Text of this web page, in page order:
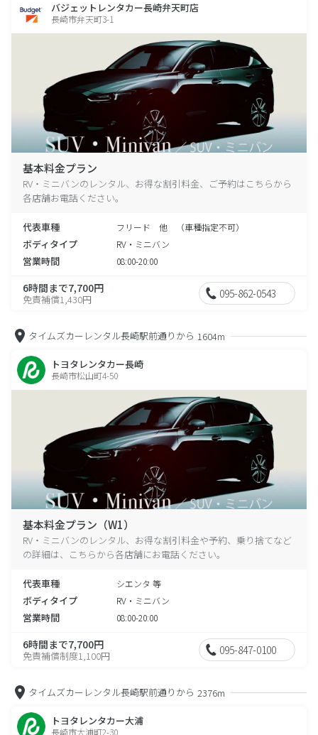
バジェットレンタカー長崎弁天町店
長崎市弁天町3-1
基本料金プラン
RV・ミニバンのレンタル、お得な割引料金、ご予約はこちらから
各店舗お電話ください。
代表車種 フリード 他 （車種指定不可）
ボディタイプ RV・ミニバン
営業時間 08:00-20:00
6時間まで7,700円
免責補償1,430円 095-862-0543
タイムズカーレンタル長崎駅前通りから 1604m
トヨタレンタカー長崎
長崎市松山町4-50
基本料金プラン（W1）
RV・ミニバンのレンタル、お得な割引料金や予約、乗り捨てなど
の詳細は、こちらから各店舗にお電話ください。
代表車種 シエンタ 等
ボディタイプ RV・ミニバン
営業時間 08:00-20:00
6時間まで7,700円
免責補償制度1,100円 095-847-0100
タイムズカーレンタル長崎駅前通りから 2376m
トヨタレンタカー大浦
長崎市大浦町2-30